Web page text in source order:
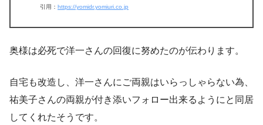
引用： https://yomidr.yomiuri.co.jp
奥様は必死で洋一さんの回復に努めたのが伝わります。
自宅も改造し、洋一さんにご両親はいらっしゃらない為、
祐美子さんの両親が付き添いフォロー出来るようにと同居
してくれたそうです。